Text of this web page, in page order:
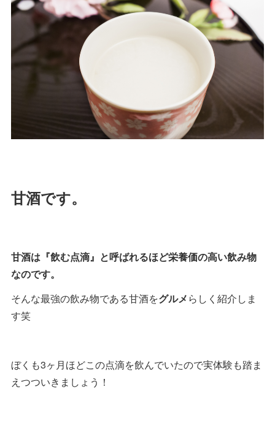
甘酒です。
甘酒は『飲む点滴』と呼ばれるほど栄養価の高い飲み物
なのです。
そんな最強の飲み物である甘酒をグルメらしく紹介しま
す笑
ぼくも3ヶ月ほどこの点滴を飲んでいたので実体験も踏ま
えつついきましょう！